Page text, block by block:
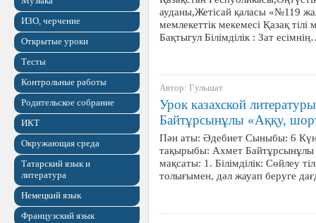
ИЗО, черчение
Открытые уроки
Тесты
Контрольные работы
Родительское собрание
ИКТ
Окружающая среда
Татарский язык и
литература
Немецкий язык
Французский язык
ауданы,Жетісай қаласы «№119
мемлекеттік мекемесі Қазақ тілі
Бақтыгул Білімділік : Зат
Автор: Гульшат
Урок казахской
Байтұрсынұлы «Аққу,
Пән аты: Әдебиет Сыныбы: 6
тақырыбы: Ахмет
мақсаты: 1. Білімділік: Сөйлеу
толығымен, дәл жауап беруге